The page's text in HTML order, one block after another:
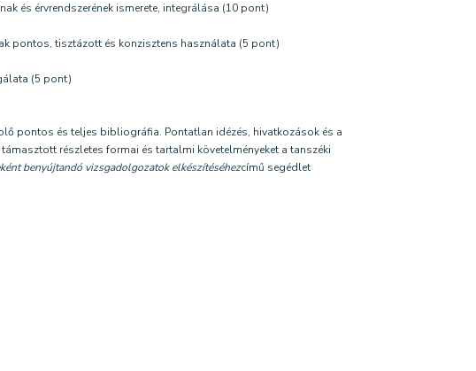
és érvrendszerének ismerete, integrálása (10 pont)
pontos, tisztázott és konzisztens használata (5 pont)
(5 pont)
pontos és teljes bibliográfia. Pontatlan idézés, hivatkozások és a
részletes formai és tartalmi követelményeket a tanszéki
benyújtandó vizsgadolgozatok elkészítéséhezcímű segédlet